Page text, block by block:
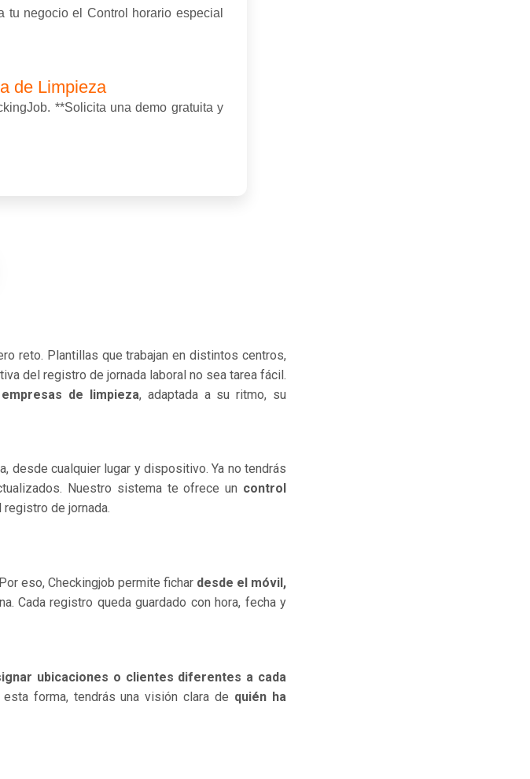
tu negocio el Control horario especial
de Limpieza
**Solicita una demo gratuita y
reto. Plantillas que trabajan en distintos centros,
del registro de jornada laboral no sea tarea fácil.
empresas de limpieza, adaptada a su ritmo, su
desde cualquier lugar y dispositivo. Ya no tendrás
Nuestro sistema te ofrece un control
de jornada.
eso, Checkingjob permite fichar desde el móvil,
Cada registro queda guardado con hora, fecha y
ubicaciones o clientes diferentes a cada
forma, tendrás una visión clara de quién ha